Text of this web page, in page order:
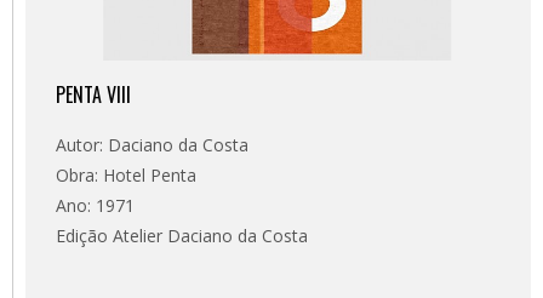
PENTA VIII
Autor: Daciano da Costa
Obra: Hotel Penta
Ano: 1971
Edição Atelier Daciano da Costa